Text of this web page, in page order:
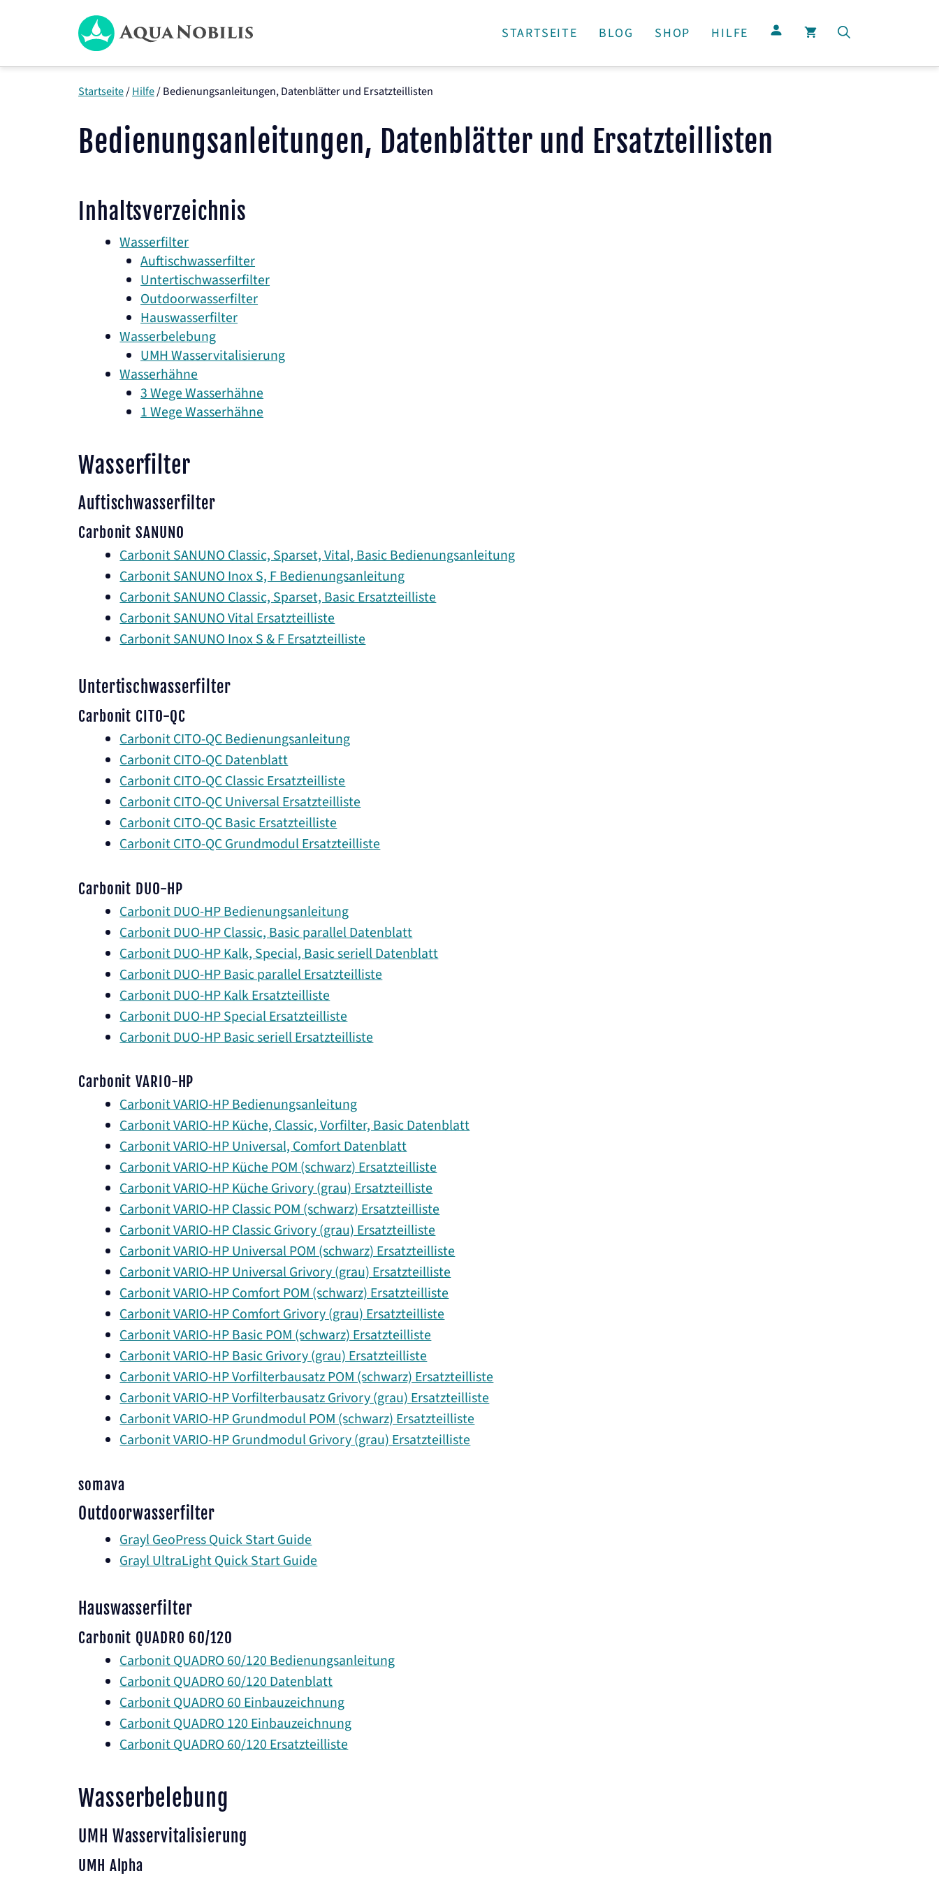
STARTSEITE BLOG SHOP HILFE
Startseite/Hilfe/Bedienungsanleitungen, Datenblätter und Ersatzteillisten
Bedienungsanleitungen, Datenblätter und Ersatzteillisten
Inhaltsverzeichnis
Wasserfilter
Auftischwasserfilter
Untertischwasserfilter
Outdoorwasserfilter
Hauswasserfilter
Wasserbelebung
UMH Wasservitalisierung
Wasserhähne
3 Wege Wasserhähne
1 Wege Wasserhähne
Wasserfilter
Auftischwasserfilter
Carbonit SANUNO
Carbonit SANUNO Classic, Sparset, Vital, Basic Bedienungsanleitung
Carbonit SANUNO Inox S, F Bedienungsanleitung
Carbonit SANUNO Classic, Sparset, Basic Ersatzteilliste
Carbonit SANUNO Vital Ersatzteilliste
Carbonit SANUNO Inox S & F Ersatzteilliste
Untertischwasserfilter
Carbonit CITO-QC
Carbonit CITO-QC Bedienungsanleitung
Carbonit CITO-QC Datenblatt
Carbonit CITO-QC Classic Ersatzteilliste
Carbonit CITO-QC Universal Ersatzteilliste
Carbonit CITO-QC Basic Ersatzteilliste
Carbonit CITO-QC Grundmodul Ersatzteilliste
Carbonit DUO-HP
Carbonit DUO-HP Bedienungsanleitung
Carbonit DUO-HP Classic, Basic parallel Datenblatt
Carbonit DUO-HP Kalk, Special, Basic seriell Datenblatt
Carbonit DUO-HP Basic parallel Ersatzteilliste
Carbonit DUO-HP Kalk Ersatzteilliste
Carbonit DUO-HP Special Ersatzteilliste
Carbonit DUO-HP Basic seriell Ersatzteilliste
Carbonit VARIO-HP
Carbonit VARIO-HP Bedienungsanleitung
Carbonit VARIO-HP Küche, Classic, Vorfilter, Basic Datenblatt
Carbonit VARIO-HP Universal, Comfort Datenblatt
Carbonit VARIO-HP Küche POM (schwarz) Ersatzteilliste
Carbonit VARIO-HP Küche Grivory (grau) Ersatzteilliste
Carbonit VARIO-HP Classic POM (schwarz) Ersatzteilliste
Carbonit VARIO-HP Classic Grivory (grau) Ersatzteilliste
Carbonit VARIO-HP Universal POM (schwarz) Ersatzteilliste
Carbonit VARIO-HP Universal Grivory (grau) Ersatzteilliste
Carbonit VARIO-HP Comfort POM (schwarz) Ersatzteilliste
Carbonit VARIO-HP Comfort Grivory (grau) Ersatzteilliste
Carbonit VARIO-HP Basic POM (schwarz) Ersatzteilliste
Carbonit VARIO-HP Basic Grivory (grau) Ersatzteilliste
Carbonit VARIO-HP Vorfilterbausatz POM (schwarz) Ersatzteilliste
Carbonit VARIO-HP Vorfilterbausatz Grivory (grau) Ersatzteilliste
Carbonit VARIO-HP Grundmodul POM (schwarz) Ersatzteilliste
Carbonit VARIO-HP Grundmodul Grivory (grau) Ersatzteilliste
somava
Outdoorwasserfilter
Grayl GeoPress Quick Start Guide
Grayl UltraLight Quick Start Guide
Hauswasserfilter
Carbonit QUADRO 60/120
Carbonit QUADRO 60/120 Bedienungsanleitung
Carbonit QUADRO 60/120 Datenblatt
Carbonit QUADRO 60 Einbauzeichnung
Carbonit QUADRO 120 Einbauzeichnung
Carbonit QUADRO 60/120 Ersatzteilliste
Wasserbelebung
UMH Wasservitalisierung
UMH Alpha